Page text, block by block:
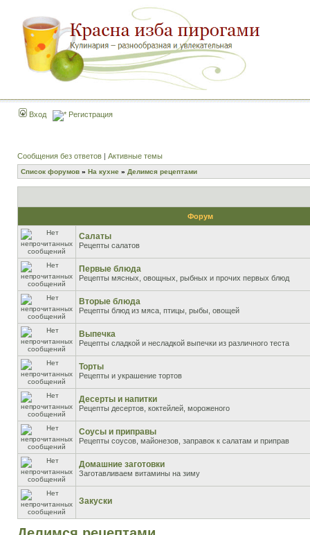
Вход Регистрация
Сообщения без ответов | Активные темы
Список форумов » На кухне » Делимся рецептами
Форум
Салаты
Рецепты салатов
Первые блюда
Рецепты мясных, овощных, рыбных и прочих первых блюд
Вторые блюда
Рецепты блюд из мяса, птицы, рыбы, овощей
Выпечка
Рецепты сладкой и несладкой выпечки из различного теста
Торты
Рецепты и украшение тортов
Десерты и напитки
Рецепты десертов, коктейлей, мороженого
Соусы и приправы
Рецепты соусов, майонезов, заправок к салатам и приправ
Домашние заготовки
Заготавливаем витамины на зиму
Закуски